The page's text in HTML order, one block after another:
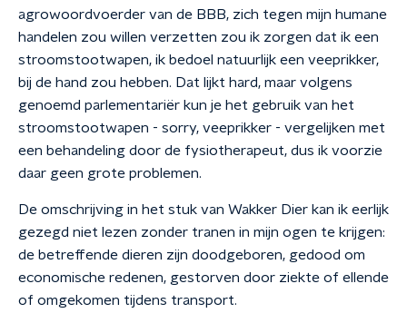
agrowoordvoerder van de BBB, zich tegen mijn humane
handelen zou willen verzetten zou ik zorgen dat ik een
stroomstootwapen, ik bedoel natuurlijk een veeprikker,
bij de hand zou hebben. Dat lijkt hard, maar volgens
genoemd parlementariër kun je het gebruik van het
stroomstootwapen - sorry, veeprikker - vergelijken met
een behandeling door de fysiotherapeut, dus ik voorzie
daar geen grote problemen.
De omschrijving in het stuk van Wakker Dier kan ik eerlijk
gezegd niet lezen zonder tranen in mijn ogen te krijgen:
de betreffende dieren zijn doodgeboren, gedood om
economische redenen, gestorven door ziekte of ellende
of omgekomen tijdens transport.